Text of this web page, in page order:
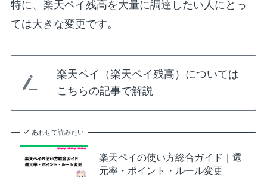
特に、楽天ペイ残高を大量に調達したい人にとっ
ては大きな変更です。
楽天ペイ（楽天ペイ残高）については
こちらの記事で解説
あわせて読みたい
楽天ペイの使い方総合ガイド｜還
元率・ポイント・ルール変更